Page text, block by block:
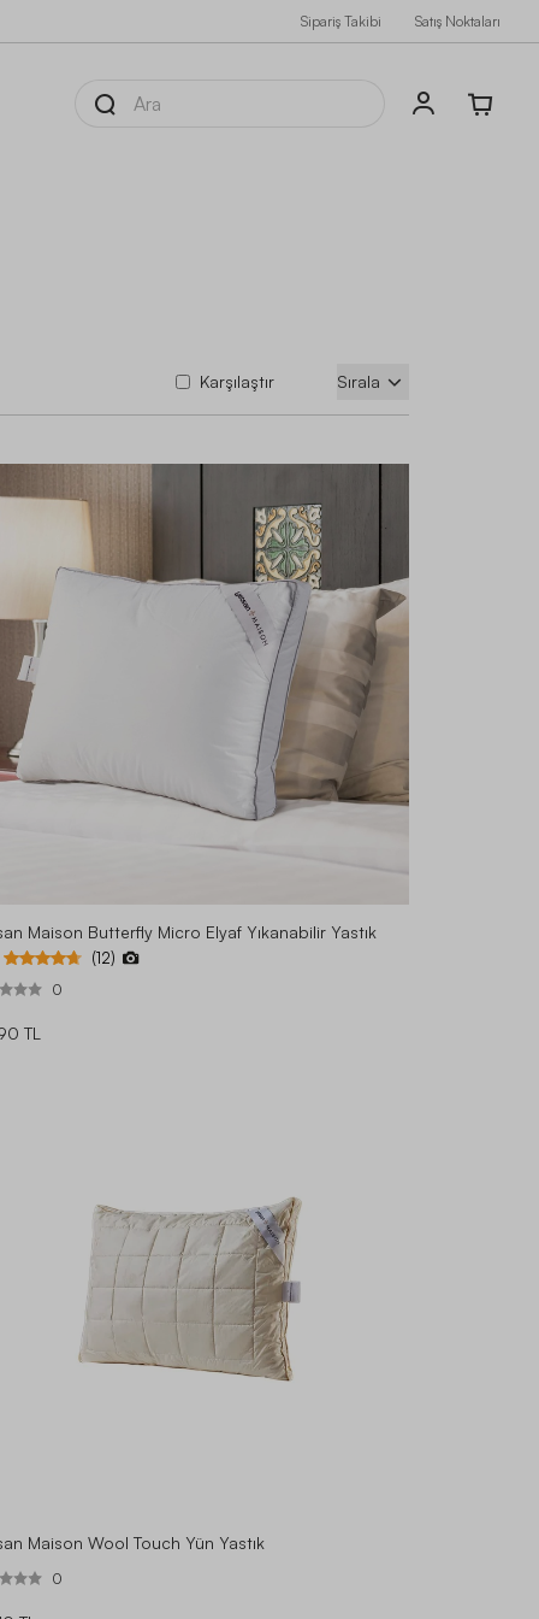
Sipariş Takibi Satış Noktaları
Karşılaştır Sırala
Maison Butterfly Micro Elyaf Yıkanabilir Yastık
(12)
0
TL
Maison Wool Touch Yün Yastık
0